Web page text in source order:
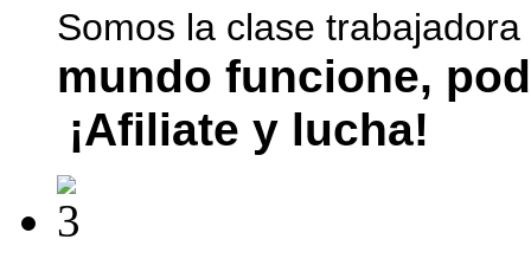
Somos la clase
mundo funcione,
¡Afiliate y lucha!